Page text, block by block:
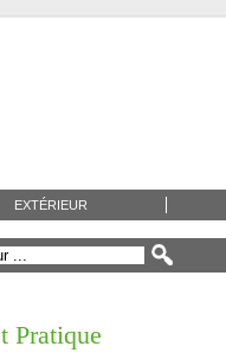
EXTÉRIEUR
Pratique